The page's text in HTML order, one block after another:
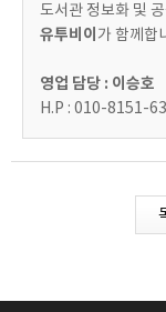
도서관 정보화 및
유투비이 가 함께합
영업 담당 : 이승호
H.P : 010-8151-